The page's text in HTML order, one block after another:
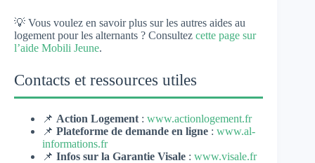
💡 Vous voulez en savoir plus sur les autres aides au
logement pour les alternants ? Consultez cette page sur
l’aide Mobili Jeune.
Contacts et ressources utiles
📌 Action Logement : www.actionlogement.fr
📌 Plateforme de demande en ligne : www.al-
informations.fr
📌 Infos sur la Garantie Visale : www.visale.fr